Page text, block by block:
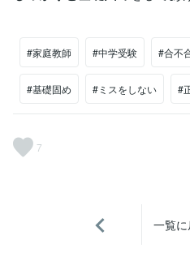
#家庭教師 #中学受験 #合不
#基礎固め #ミスをしない #
7
一覧に